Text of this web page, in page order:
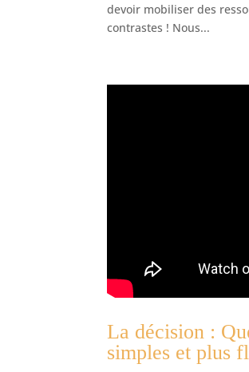
devoir mobiliser des
contrastes ! Nous...
La décision :
simples et plus